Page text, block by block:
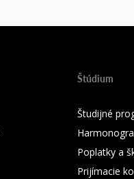
Štúdium
Študijné
Poplatky a
Prijímacie